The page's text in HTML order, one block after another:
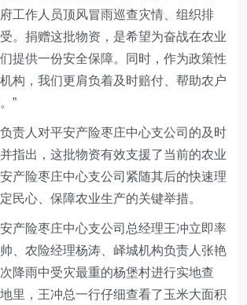
工作人员顶风冒雨巡查灾情、组织排
。捐赠这批物资，是希望为奋战在农业
提供一份安全保障。同时，作为政策性
构，我们更肩负着及时赔付、帮助农户
”
责人对平安产险枣庄中心支公司的及时
指出，这批物资有效支援了当前的农业
产险枣庄中心支公司紧随其后的快速理
民心、保障农业生产的关键举措。
产险枣庄中心支公司总经理王冲立即率
、农险经理杨涛、峄城机构负责人张艳
次降雨中受灾最重的杨堡村进行实地查
里 ， 王冲总一行仔细查看了玉米大面积